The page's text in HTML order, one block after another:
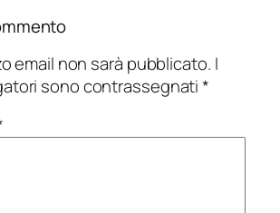
email non sarà pubblicato. I
sono contrassegnati*